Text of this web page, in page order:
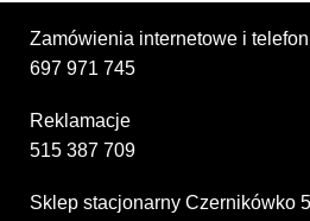
Zamówienia internetowe i
697 971 745
Reklamacje
515 387 709
Sklep stacjonarny Czernikówko